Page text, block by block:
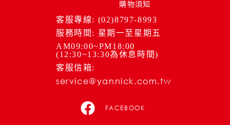
購物須知
客服專線: (02)8797-8993
服務時間: 星期一至星期五
AM09:00~PM18:00
(12:30~13:30為休息時間)
客服信箱:
service@yannick.com.tw
FACEBOOK